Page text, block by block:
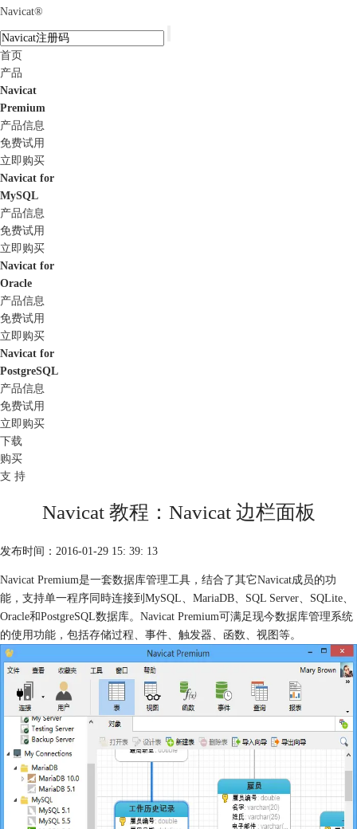
Navicat®
首页
产品
Navicat
Premium
产品信息
免费试用
立即购买
Navicat for
MySQL
产品信息
免费试用
立即购买
Navicat for
Oracle
产品信息
免费试用
立即购买
Navicat for
PostgreSQL
产品信息
免费试用
立即购买
下载
购买
支 持
Navicat 教程：Navicat 边栏面板
发布时间：2016-01-29 15: 39: 13
Navicat Premium是一套数据库管理工具，结合了其它Navicat成员的功
能，支持单一程序同時连接到MySQL、MariaDB、SQL Server、SQLite、
Oracle和PostgreSQL数据库。Navicat Premium可满足现今数据库管理系统
的使用功能，包括存储过程、事件、触发器、函数、视图等。